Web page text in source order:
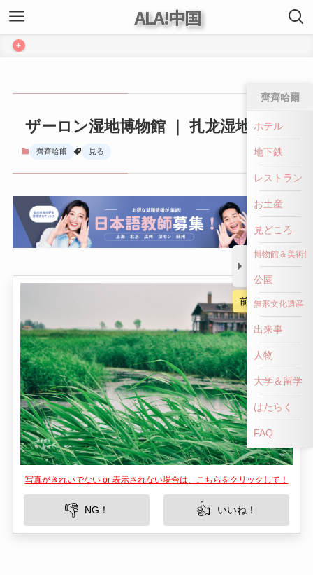
ALA!中国
+
ザーロン湿地博物館 ｜ 扎龙湿地博物馆
齊齊哈爾 見る
前へ戻る
写真がきれいでない or 表示されない場合は、こちらをクリックして！
👎 NG！ 👍 いいね！
齊齊哈爾
ホテル
地下鉄
レストラン
お土産
見どころ
博物館＆美術館
公園
無形文化遺産
出来事
人物
大学＆留学
はたらく
FAQ